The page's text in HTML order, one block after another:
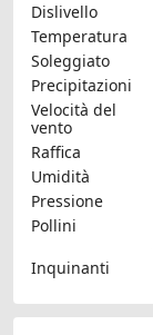
Dislivello
Temperatura
Soleggiato
Precipitazioni
Velocità del
vento
Raffica
Umidità
Pressione
Pollini
Inquinanti